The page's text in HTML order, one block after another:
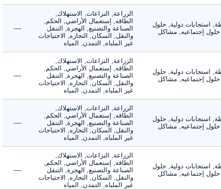
استجابات دولية, حلول
إجتماعيه, مشاكل
الزراعة, النزاعات, الاستهلاك,
الطاقه, إستعمال الأراضي, الحكم,
الصناعة والتصنيع, الهجرة, التنقل
والنقل, السكان, التجاره, الاحتياجات
غير الملباه, التمدن, المياه
----
استجابات دولية, حلول
إجتماعيه, مشاكل
الزراعة, النزاعات, الاستهلاك,
الطاقه, إستعمال الأراضي, الحكم,
الصناعة والتصنيع, الهجرة, التنقل
والنقل, السكان, التجاره, الاحتياجات
غير الملباه, التمدن, المياه
----
استجابات دولية, حلول
إجتماعيه, مشاكل
الزراعة, النزاعات, الاستهلاك,
الطاقه, إستعمال الأراضي, الحكم,
الصناعة والتصنيع, الهجرة, التنقل
والنقل, السكان, التجاره, الاحتياجات
غير الملباه, التمدن, المياه
----
استجابات دولية, حلول
إجتماعيه, مشاكل
الزراعة, النزاعات, الاستهلاك,
الطاقه, إستعمال الأراضي, الحكم,
الصناعة والتصنيع, الهجرة, التنقل
والنقل, السكان, التجاره, الاحتياجات
غير الملباه, التمدن, المياه
----